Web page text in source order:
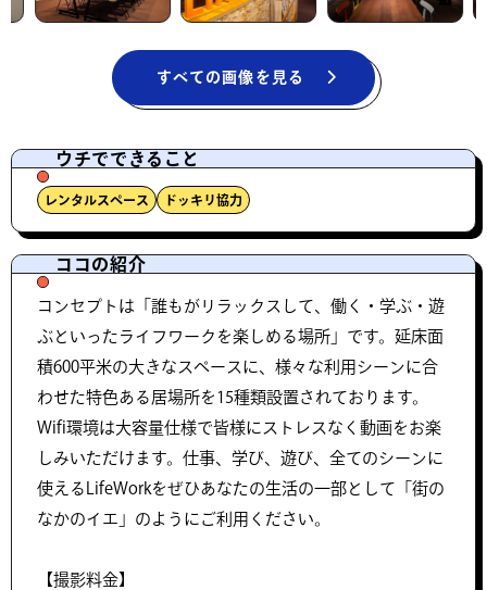
すべての画像を見る
ウチでできること
レンタルスペース ドッキリ協力
ココの紹介
コンセプトは「誰もがリラックスして、働く・学ぶ・遊
ぶといったライフワークを楽しめる場所」です。延床面
積600平米の大きなスペースに、様々な利用シーンに合
わせた特色ある居場所を15種類設置されております。
Wifi環境は大容量仕様で皆様にストレスなく動画をお楽
しみいただけます。仕事、学び、遊び、全てのシーンに
使えるLifeWorkをぜひあなたの生活の一部として「街の
なかのイエ」のようにご利用ください。
【撮影料金】